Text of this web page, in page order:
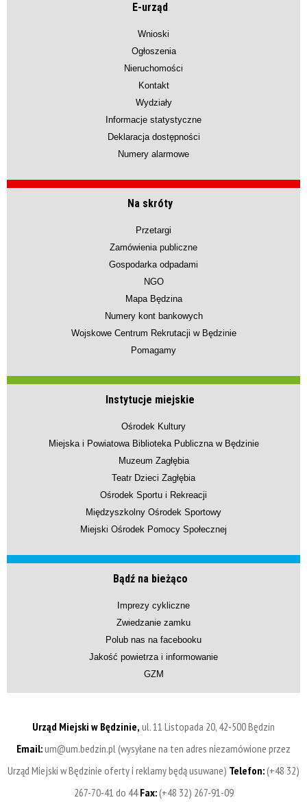
E-urząd
Wnioski
Ogłoszenia
Nieruchomości
Kontakt
Wydziały
Informacje statystyczne
Deklaracja dostępności
Numery alarmowe
Na skróty
Przetargi
Zamówienia publiczne
Gospodarka odpadami
NGO
Mapa Będzina
Numery kont bankowych
Wojskowe Centrum Rekrutacji w Będzinie
Pomagamy
Instytucje miejskie
Ośrodek Kultury
Miejska i Powiatowa Biblioteka Publiczna w Będzinie
Muzeum Zagłębia
Teatr Dzieci Zagłębia
Ośrodek Sportu i Rekreacji
Międzyszkolny Ośrodek Sportowy
Miejski Ośrodek Pomocy Społecznej
Bądź na bieżąco
Imprezy cykliczne
Zwiedzanie zamku
Polub nas na facebooku
Jakość powietrza i informowanie
GZM
Urząd Miejski w Będzinie, ul. 11 Listopada 20, 42-500 Będzin
Email:um@um.bedzin.pl (wysyłane na ten adres niezamówione przez
Urząd Miejski w Będzinie oferty i reklamy będą usuwane) Telefon:(+48 32)
267-70-41 do 44Fax:(+48 32) 267-91-09